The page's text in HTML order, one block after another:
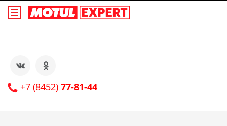
+7 (8452) 77-81-44